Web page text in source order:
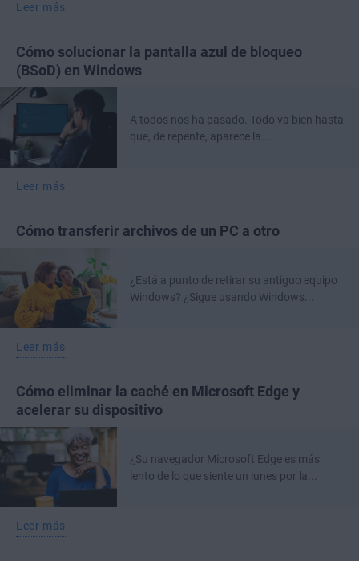
Leer más
Cómo solucionar la pantalla azul de bloqueo
(BSoD) en Windows
A todos nos ha pasado. Todo va bien hasta
que, de repente, aparece la...
Leer más
Cómo transferir archivos de un PC a otro
¿Está a punto de retirar su antiguo equipo
Windows? ¿Sigue usando Windows...
Leer más
Cómo eliminar la caché en Microsoft Edge y
acelerar su dispositivo
¿Su navegador Microsoft Edge es más
lento de lo que siente un lunes por la...
Leer más